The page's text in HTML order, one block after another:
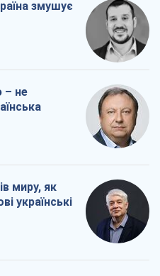
змушує
– не
миру, як
українські